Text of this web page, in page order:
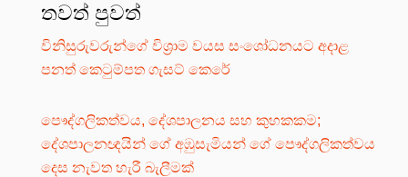
තවත් පුවත්
විනිසුරුවරුන්ගේ විශ්‍රාම වයස සංශෝධනයට අදාළ
පනත් කෙටුම්පත ගැසට් කෙරේ
පෞද්ගලිකත්වය, දේශපාලනය සහ කුහකකම;
දේශපාලනඥයින් ගේ අඹුසැමියන් ගේ පෞද්ගලිකත්වය
දෙස නැවත හැරී බැලීමක්